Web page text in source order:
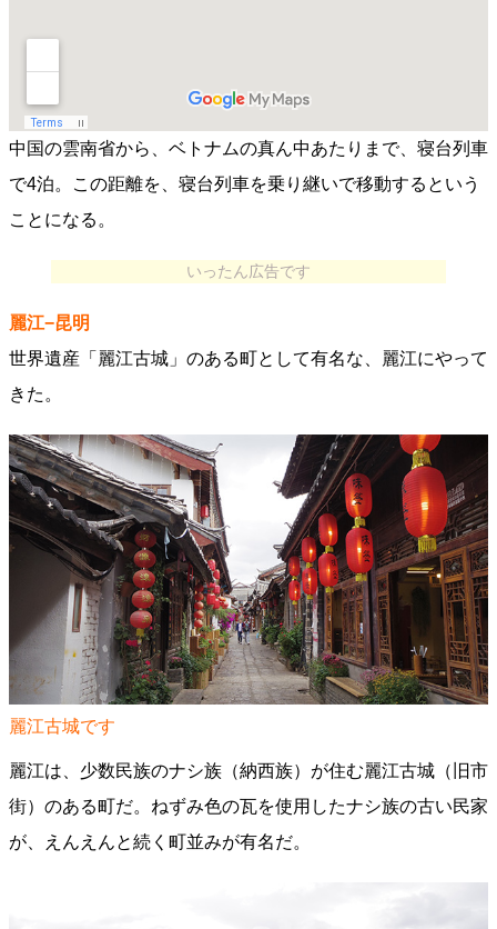
中国の雲南省から、ベトナムの真ん中あたりまで、寝台列車
で4泊。この距離を、寝台列車を乗り継いで移動するという
ことになる。
いったん広告です
麗江−昆明
世界遺産「麗江古城」のある町として有名な、麗江にやって
きた。
麗江古城です
麗江は、少数民族のナシ族（納西族）が住む麗江古城（旧市
街）のある町だ。ねずみ色の瓦を使用したナシ族の古い民家
が、えんえんと続く町並みが有名だ。